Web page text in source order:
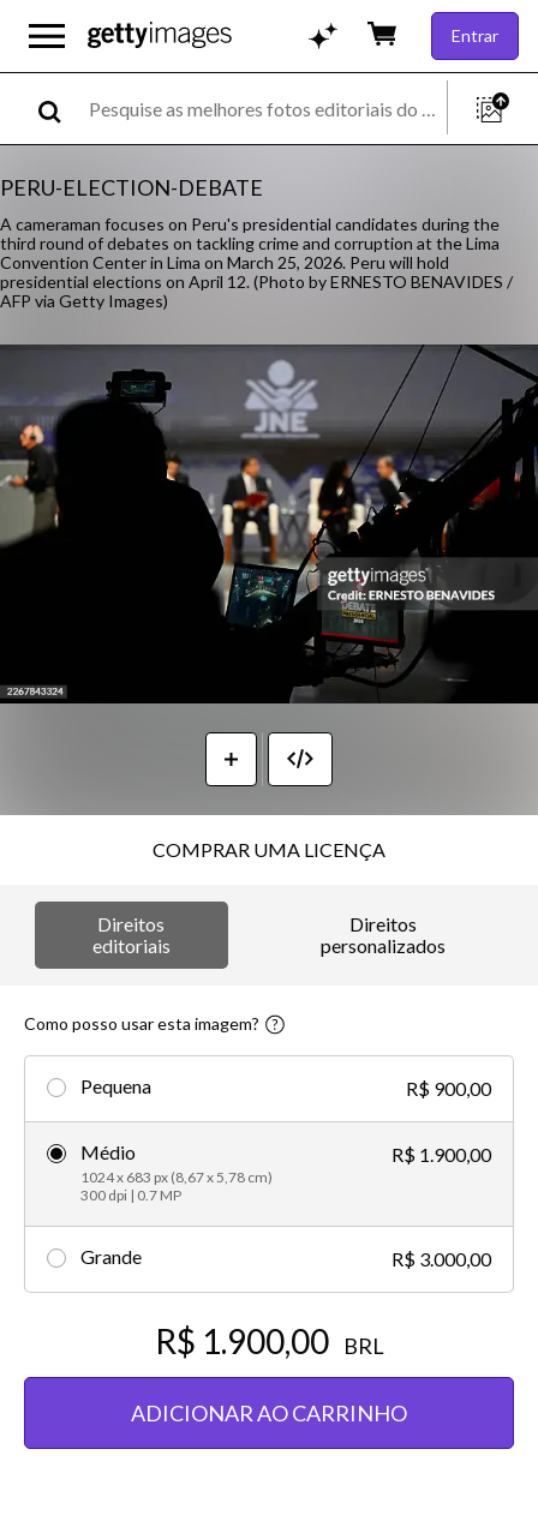
Entrar
PERU-ELECTION-DEBATE
A cameraman focuses on Peru's presidential candidates during the
third round of debates on tackling crime and corruption at the Lima
Convention Center in Lima on March 25, 2026. Peru will hold
presidential elections on April 12. (Photo by ERNESTO BENAVIDES /
AFP via Getty Images)
COMPRAR UMA LICENÇA
Direitos
editoriais
Direitos
personalizados
Como posso usar esta imagem?
Pequena R$ 900,00
Médio
1024 x 683 px (8,67 x 5,78 cm)
300 dpi | 0.7 MP
R$ 1.900,00
Grande R$ 3.000,00
R$ 1.900,00 BRL
ADICIONAR AO CARRINHO